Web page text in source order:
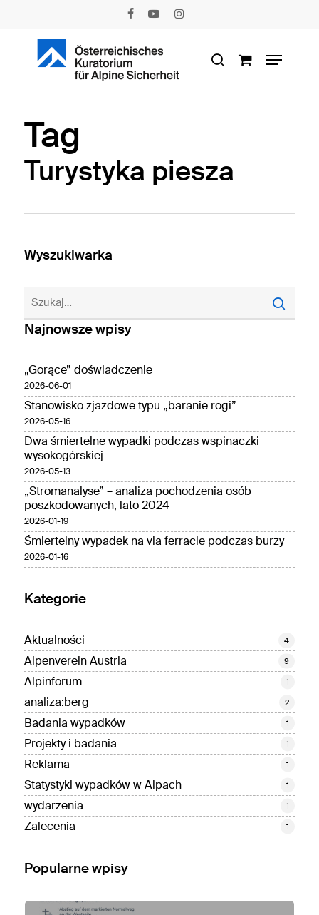
facebookyoutubeinstagram
search
Menu
Tag
Turystyka piesza
Wyszukiwarka
Najnowsze wpisy
„Gorące” doświadczenie
2026-06-01
Stanowisko zjazdowe typu „baranie rogi”
2026-05-16
Dwa śmiertelne wypadki podczas wspinaczki
wysokogórskiej
2026-05-13
„Stromanalyse” – analiza pochodzenia osób
poszkodowanych, lato 2024
2026-01-19
Śmiertelny wypadek na via ferracie podczas burzy
2026-01-16
Kategorie
Aktualności 4
Alpenverein Austria 9
Alpinforum 1
analiza:berg 2
Badania wypadków 1
Projekty i badania 1
Reklama 1
Statystyki wypadków w Alpach 1
wydarzenia 1
Zalecenia 1
Popularne wpisy